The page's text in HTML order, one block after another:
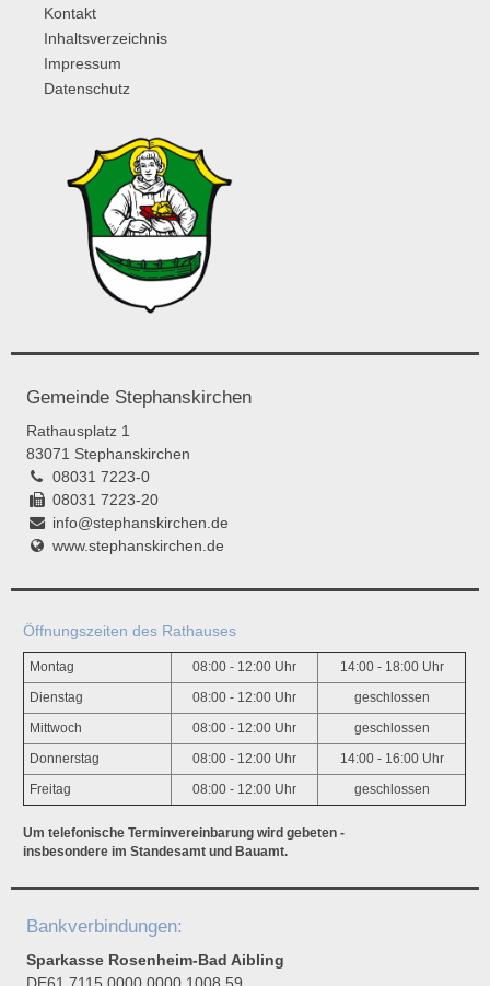
Kontakt
Inhaltsverzeichnis
Impressum
Datenschutz
Gemeinde Stephanskirchen
Rathausplatz 1
83071 Stephanskirchen
08031 7223-0
08031 7223-20
info@stephanskirchen.de
www.stephanskirchen.de
Öffnungszeiten des Rathauses
Montag 08:00 - 12:00 Uhr 14:00 - 18:00 Uhr
Dienstag 08:00 - 12:00 Uhr geschlossen
Mittwoch 08:00 - 12:00 Uhr geschlossen
Donnerstag 08:00 - 12:00 Uhr 14:00 - 16:00 Uhr
Freitag 08:00 - 12:00 Uhr geschlossen
Um telefonische Terminvereinbarung wird gebeten -
insbesondere im Standesamt und Bauamt.
Bankverbindungen:
Sparkasse Rosenheim-Bad Aibling